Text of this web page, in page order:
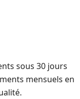
sous 30 jours
mensuels en